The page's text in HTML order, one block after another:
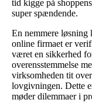
tid kigge på
super spændende.
En nemmere
online firmaet er
været en sikkerhed
overensstemmelse
virksomheden tit
lovgivningen. Dette
møder dilemmaer i